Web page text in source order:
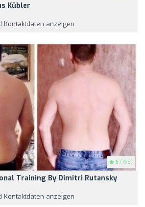
Kübler
Kontaktdaten anzeigen
5 (158)
Training By Dimitri Rutansky
Kontaktdaten anzeigen